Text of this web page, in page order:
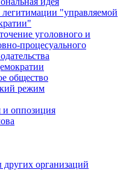
"управляемой
уголовного и
процесуального
общество
режим
оппозиция
организаций